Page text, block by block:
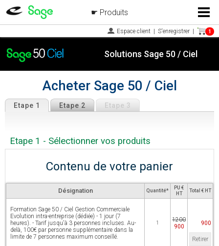
Menu
Espace client S'enregistrer 1
Solutions Sage 50 / Ciel
Acheter Sage 50 / Ciel
Produits
Etape 1 Etape 2 Etape 3
Etape 1 - Sélectionner vos produits
Contenu de votre panier
Désignation Quantité*
PU €
HT
Total € HT
Formation Sage 50 / Ciel Gestion Commerciale
Evolution intra-entreprise (dédiée) - 1 jour (7
heures). - Tarif jusqu'à 3 personnes incluses. Au-
delà, 100€ par personne supplémentaire dans la
limite de 7 personnes maximum conseillé.
1
1200
900
900
Retirer